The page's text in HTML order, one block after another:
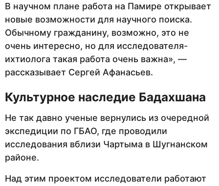
В научном плане работа на Памире открывает
новые возможности для научного поиска.
Обычному гражданину, возможно, это не
очень интересно, но для исследователя-
ихтиолога такая работа очень важна», —
рассказывает Сергей Афанасьев.
Культурное наследие Бадахшана
Не так давно ученые вернулись из очередной
экспедиции по ГБАО, где проводили
исследования вблизи Чартыма в Шугнанском
районе.
Над этим проектом исследователи работают